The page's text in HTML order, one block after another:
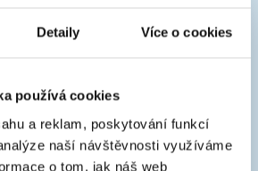
Detaily Více o cookies
používá cookies
a reklam, poskytování funkcí
naší návštěvnosti využíváme
o tom, jak náš web
aplikácie